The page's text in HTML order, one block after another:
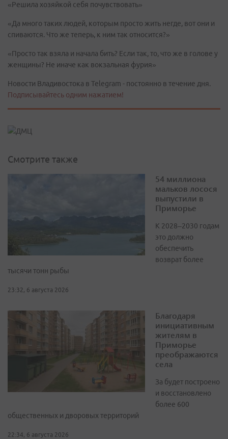
«Решила хозяйкой себя почувствовать»
«Да много таких людей, которым просто жить негде, вот они и
спиваются. Что же теперь, к ним так относится?»
«Просто так взяла и начала бить? Если так, то, что же в голове у
женщины? Не иначе как вокзальная фурия»
Новости Владивостока в Telegram - постоянно в течение дня.
Подписывайтесь одним нажатием!
Смотрите также
54 миллиона
мальков лосося
выпустили в
Приморье
К 2028–2030 годам
это должно
обеспечить
возврат более
тысячи тонн рыбы
23:32, 6 августа 2026
Благодаря
инициативным
жителям в
Приморье
преображаются
села
За будет построено
и восстановлено
более 600
общественных и дворовых территорий
22:34, 6 августа 2026